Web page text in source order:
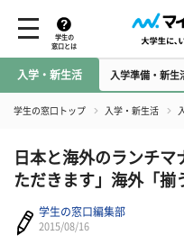
学生の
窓口とは
入学・新生活 入学準備・新生
学生の窓口トップ 入学・新生活
日本と海外のランチ
ただきます」海外「揃
学生の窓口編集部
2015/08/16